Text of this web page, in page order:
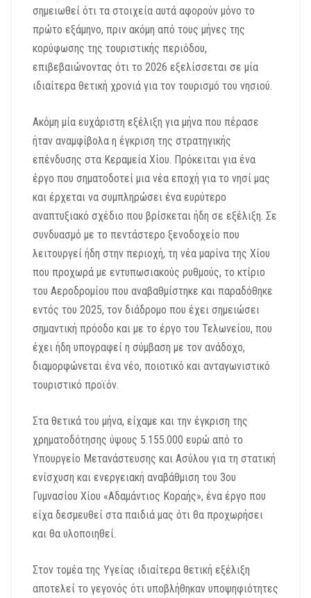
σημειωθεί ότι τα στοιχεία αυτά αφορούν μόνο το
πρώτο εξάμηνο, πριν ακόμη από τους μήνες της
κορύφωσης της τουριστικής περιόδου,
επιβεβαιώνοντας ότι το 2026 εξελίσσεται σε μία
ιδιαίτερα θετική χρονιά για τον τουρισμό του νησιού.
Ακόμη μία ευχάριστη εξέλιξη για μήνα που πέρασε
ήταν αναμφίβολα η έγκριση της στρατηγικής
επένδυσης στα Κεραμεία Χίου. Πρόκειται για ένα
έργο που σηματοδοτεί μια νέα εποχή για το νησί μας
και έρχεται να συμπληρώσει ένα ευρύτερο
αναπτυξιακό σχέδιο που βρίσκεται ήδη σε εξέλιξη. Σε
συνδυασμό με το πεντάστερο ξενοδοχείο που
λειτουργεί ήδη στην περιοχή, τη νέα μαρίνα της Χίου
που προχωρά με εντυπωσιακούς ρυθμούς, το κτίριο
του Αεροδρομίου που αναβαθμίστηκε και παραδόθηκε
εντός του 2025, τον διάδρομο που έχει σημειώσει
σημαντική πρόοδο και με το έργο του Τελωνείου, που
έχει ήδη υπογραφεί η σύμβαση με τον ανάδοχο,
διαμορφώνεται ένα νέο, ποιοτικό και ανταγωνιστικό
τουριστικό προϊόν.
Στα θετικά του μήνα, είχαμε και την έγκριση της
χρηματοδότησης ύψους 5.155.000 ευρώ από το
Υπουργείο Μετανάστευσης και Ασύλου για τη στατική
ενίσχυση και ενεργειακή αναβάθμιση του 3ου
Γυμνασίου Χίου «Αδαμάντιος Κοραής», ένα έργο που
είχα δεσμευθεί στα παιδιά μας ότι θα προχωρήσει
και θα υλοποιηθεί.
Στον τομέα της Υγείας ιδιαίτερα θετική εξέλιξη
αποτελεί το γεγονός ότι υποβλήθηκαν υποψηφιότητες